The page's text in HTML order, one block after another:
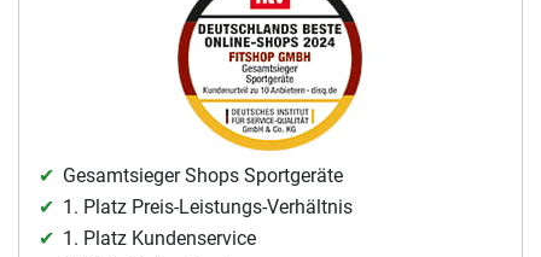
Gesamtsieger Shops Sportgeräte
1. Platz Preis-Leistungs-Verhältnis
1. Platz Kundenservice